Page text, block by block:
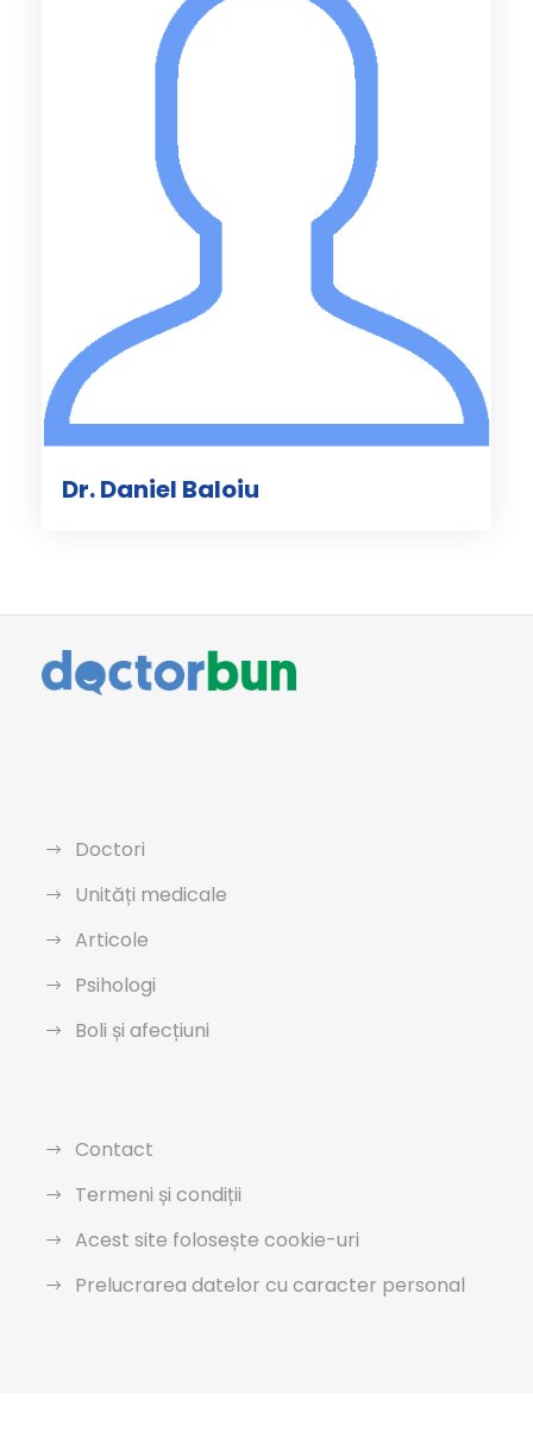
Dr. Daniel Baloiu
Doctori
Unități medicale
Articole
Psihologi
Boli și afecțiuni
Contact
Termeni și condiții
Acest site folosește cookie-uri
Prelucrarea datelor cu caracter personal